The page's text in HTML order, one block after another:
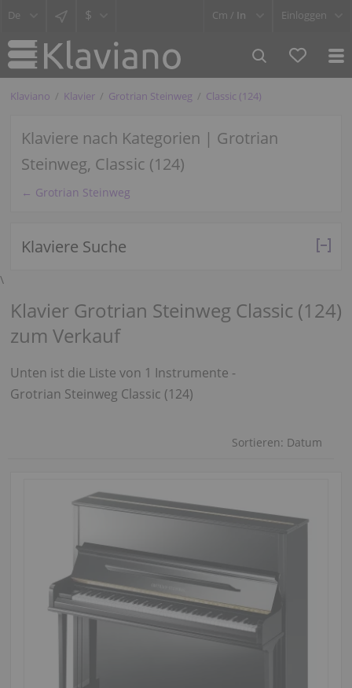
$ Cm / In Einloggen
Klaviano Klavier Grotrian Steinweg Classic (124)
Klaviere nach Kategorien | Grotrian
Steinweg, Classic (124)
← Grotrian Steinweg
Klaviere Suche
\
Klavier Grotrian Steinweg Classic (124)
zum Verkauf
Unten ist die Liste von 1 Instrumente -
Grotrian Steinweg Classic (124)
Sortieren: Datum